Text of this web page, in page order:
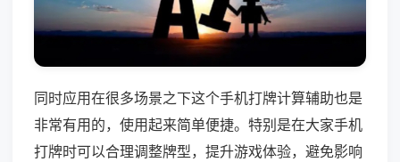
同时应用在很多场景之下这个手机打牌计算辅助也是
非常有用的，使用起来简单便捷。特别是在大家手机
打牌时可以合理调整牌型，提升游戏体验，避免影响